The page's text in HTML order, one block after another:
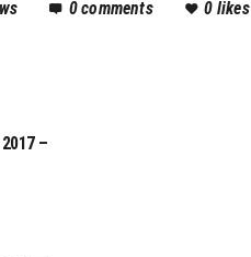
0comments 0 likes
2017 –